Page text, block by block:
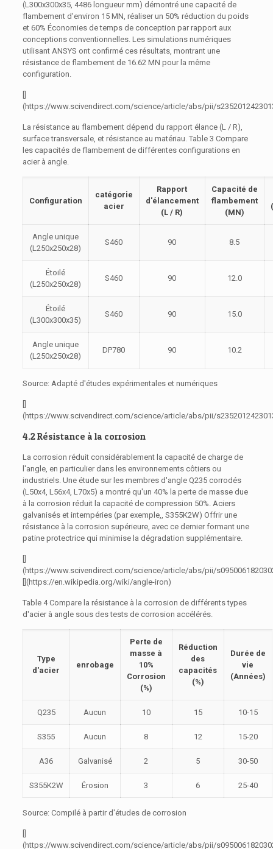
(L300x300x35, 4486 longueur mm) démontré une capacité de
flambement d'environ 15 MN, réaliser un 50% réduction du poids
et 60% Économies de temps de conception par rapport aux
conceptions conventionnelles. Les simulations numériques
utilisant ANSYS ont confirmé ces résultats, montrant une
résistance de flambement de 16.62 MN pour la même
configuration.
(https://www.scivendirect.com/science/article/abs/pii/
La résistance au flambement dépend du rapport élance (L / R),
surface transversale, et résistance au matériau. Table 3 Compare
les capacités de flambement de différentes configurations en
acier à angle.
Configuration
catégorie
acier
Rapport
d'élancement
(L / R)
Capacité de
flambement
(MN)
Angle unique
(L250x250x28)
S460 90 8.5
Étoilé
(L250x250x28)
S460 90 12.0
Étoilé
(L300x300x35)
S460 90 15.0
Angle unique
(L250x250x28)
DP780 90 10.2
Source: Adapté d'études expérimentales et numériques
(https://www.scivendirect.com/science/article/abs/pii/
4.2 Résistance à la corrosion
La corrosion réduit considérablement la capacité de charge de
l'angle, en particulier dans les environnements côtiers ou
industriels. Une étude sur les membres d'angle Q235 corrodés
(L50x4, L56x4, L70x5) a montré qu'un 40% la perte de masse due
à la corrosion réduit la capacité de compression 50%. Aciers
galvanisés et intempéries (par exemple,, S355K2W) Offrir une
résistance à la corrosion supérieure, avec ce dernier formant une
patine protectrice qui minimise la dégradation supplémentaire.
(https://www.scivendirect.com/science/article/abs/pii/
[](https://en.wikipedia.org/wiki/angle-iron)
Table 4 Compare la résistance à la corrosion de différents types
d'acier à angle sous des tests de corrosion accélérés.
Type
d'acier
enrobage
Perte de
masse à
10%
Corrosion
(%)
Réduction
des
capacités
(%)
Durée de
vie
(Années)
Q235 Aucun 10 15 10-15
S355 Aucun 8 12 15-20
A36 Galvanisé 2 5 30-50
S355K2W Érosion 3 6 25-40
Source: Compilé à partir d'études de corrosion
(https://www.scivendirect.com/science/article/abs/pii/